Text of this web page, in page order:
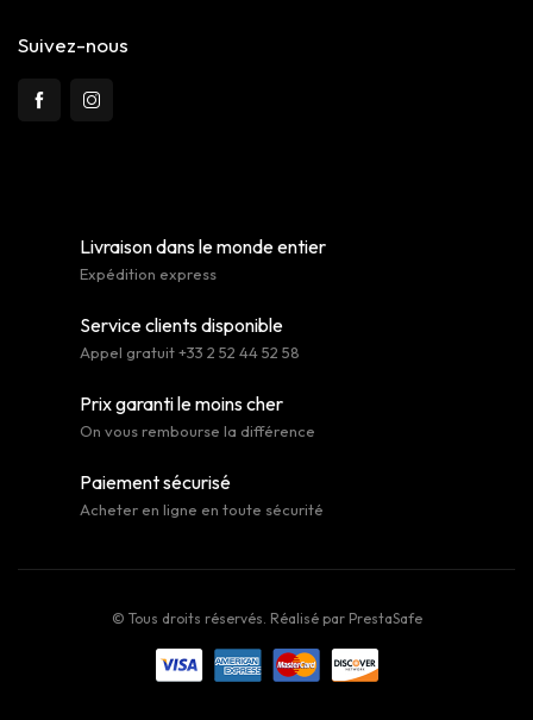
Suivez-nous
Livraison dans le monde entier
Expédition express
Service clients disponible
Appel gratuit +33 2 52 44 52 58
Prix garanti le moins cher
On vous rembourse la différence
Paiement sécurisé
Acheter en ligne en toute sécurité
© Tous droits réservés. Réalisé par PrestaSafe